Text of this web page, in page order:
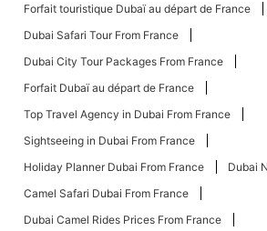
Forfait touristique Dubaï au départ de France
Dubai Safari Tour From France
Dubai City Tour Packages From France
Forfait Dubaï au départ de France
Top Travel Agency in Dubai From France
Sightseeing in Dubai From France
Holiday Planner Dubai From France
Dubai
Camel Safari Dubai From France
Dubai Camel Rides Prices From France